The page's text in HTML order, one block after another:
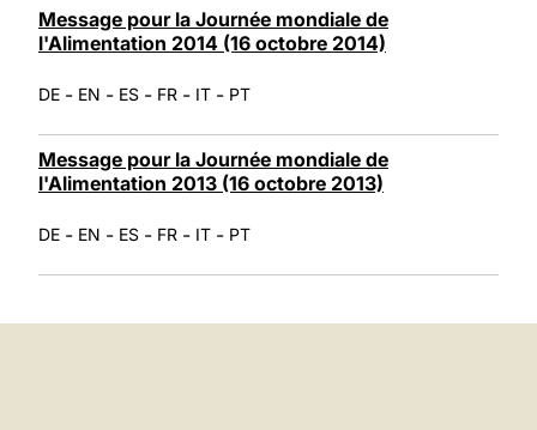
Message pour la Journée mondiale de
l'Alimentation 2014 (16 octobre 2014)
DE - EN - ES - FR - IT - PT
Message pour la Journée mondiale de
l'Alimentation 2013 (16 octobre 2013)
DE - EN - ES - FR - IT - PT